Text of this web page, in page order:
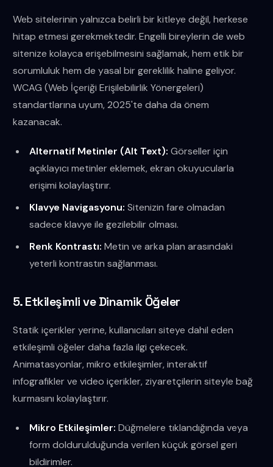
Web sitelerinin yalnızca belirli bir kitleye değil, herkese
hitap etmesi gerekmektedir. Engelli bireylerin de web
sitenize kolayca erişebilmesini sağlamak, hem etik bir
sorumluluk hem de yasal bir gereklilik haline geliyor.
WCAG (Web İçeriği Erişilebilirlik Yönergeleri)
standartlarına uyum, 2025'te daha da önem
kazanacak.
Alternatif Metinler (Alt Text): Görseller için
açıklayıcı metinler eklemek, ekran okuyucularla
erişimi kolaylaştırır.
Klavye Navigasyonu: Sitenizin fare olmadan
sadece klavye ile gezilebilir olması.
Renk Kontrastı: Metin ve arka plan arasındaki
yeterli kontrastın sağlanması.
5. Etkileşimli ve Dinamik Öğeler
Statik içerikler yerine, kullanıcıları siteye dahil eden
etkileşimli öğeler daha fazla ilgi çekecek.
Animatasyonlar, mikro etkileşimler, interaktif
infografikler ve video içerikler, ziyaretçilerin siteyle bağ
kurmasını kolaylaştırır.
Mikro Etkileşimler: Düğmelere tıklandığında veya
form doldurulduğunda verilen küçük görsel geri
bildirimler.